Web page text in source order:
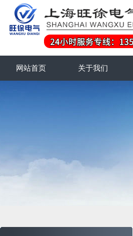
网站首页 关于我们